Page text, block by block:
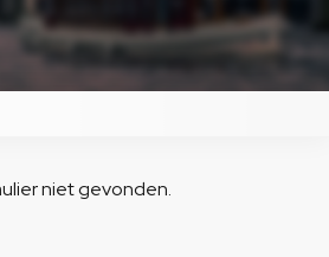
niet gevonden.